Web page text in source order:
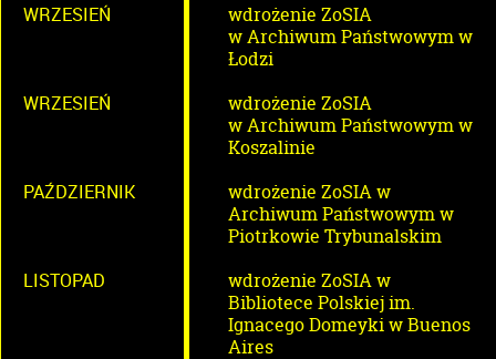
WRZESIEŃ
wdrożenie ZoSIA
w Archiwum Państwowym w
Łodzi
WRZESIEŃ
wdrożenie ZoSIA
w Archiwum Państwowym w
Koszalinie
PAŹDZIERNIK
wdrożenie ZoSIA w
Archiwum Państwowym w
Piotrkowie Trybunalskim
LISTOPAD
wdrożenie ZoSIA w
Bibliotece Polskiej im.
Ignacego Domeyki w Buenos
Aires